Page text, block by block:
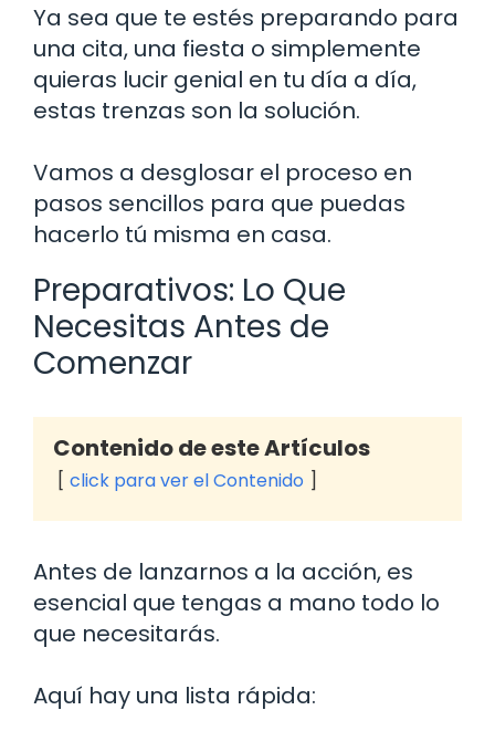
Ya sea que te estés preparando para
una cita, una fiesta o simplemente
quieras lucir genial en tu día a día,
estas trenzas son la solución.
Vamos a desglosar el proceso en
pasos sencillos para que puedas
hacerlo tú misma en casa.
Preparativos: Lo Que
Necesitas Antes de
Comenzar
Contenido de este Artículos
click para ver el Contenido
Antes de lanzarnos a la acción, es
esencial que tengas a mano todo lo
que necesitarás.
Aquí hay una lista rápida: